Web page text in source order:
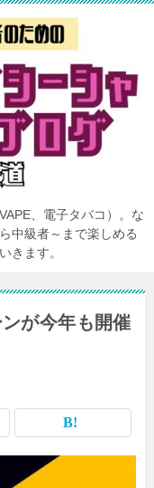
、電子タバコ）。な
中級者～まで楽しめる
きます。
が今年も開催